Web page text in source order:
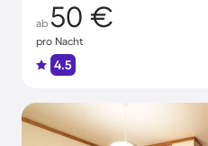
ab 50 €
pro Nacht
4.5